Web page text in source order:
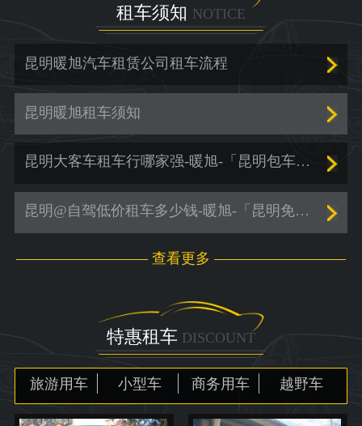
租车须知 NOTICE
昆明暖旭汽车租赁公司租车流程
昆明暖旭租车须知
昆明大客车租车行哪家强-暖旭-「昆明包车服务价格」
昆明@自驾低价租车多少钱-暖旭-「昆明免押金租车」
查看更多
特惠租车 DISCOUNT
旅游用车 小型车 商务用车 越野车